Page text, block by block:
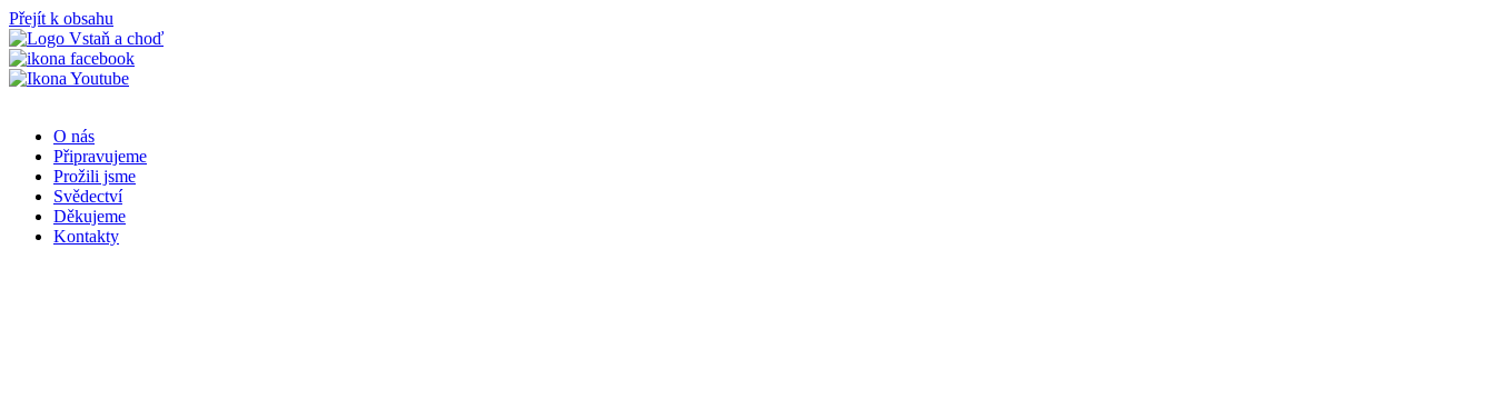
Přejít k obsahu
O nás
Připravujeme
Prožili jsme
Svědectví
Děkujeme
Kontakty